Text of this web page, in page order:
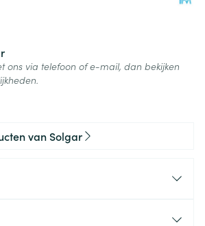
ons via telefoon of e-mail, dan bekijken
van Solgar